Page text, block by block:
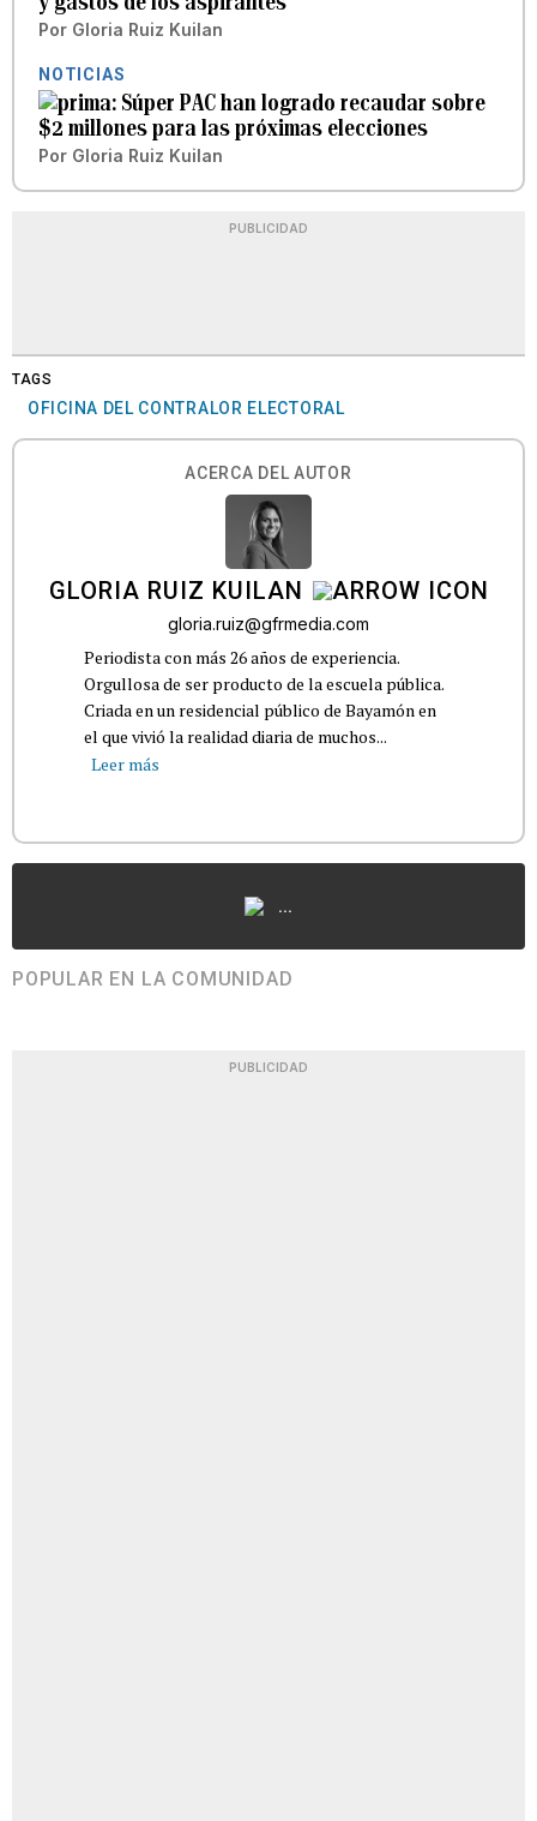
Por Gloria Ruiz Kuilan
NOTICIAS
Súper PAC han logrado recaudar sobre
$2 millones para las próximas elecciones
Por Gloria Ruiz Kuilan
PUBLICIDAD
TAGS
OFICINA DEL CONTRALOR ELECTORAL
ACERCA DEL AUTOR
GLORIA RUIZ KUILAN
gloria.ruiz@gfrmedia.com
Periodista con más 26 años de experiencia.
Orgullosa de ser producto de la escuela pública.
Criada en un residencial público de Bayamón en
el que vivió la realidad diaria de muchos...
Leer más
...
POPULAR EN LA COMUNIDAD
PUBLICIDAD